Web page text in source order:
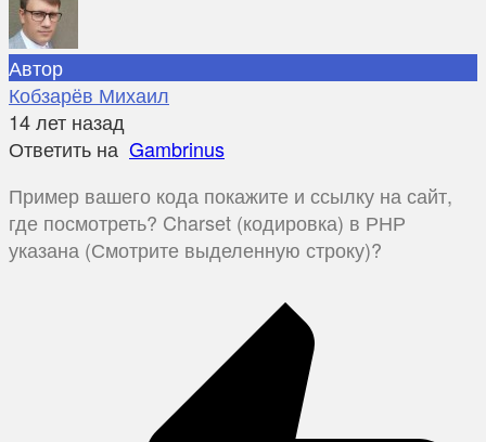
Автор
Кобзарёв Михаил
14 лет назад
Ответить на Gambrinus
Пример вашего кода покажите и ссылку на сайт,
где посмотреть? Charset (кодировка) в РНР
указана (Смотрите выделенную строку)?